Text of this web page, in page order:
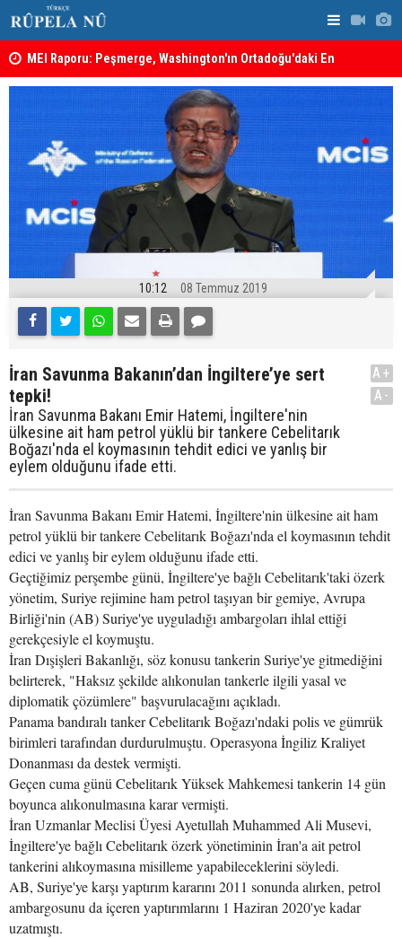
MEI Raporu: Peşmerge, Washington'ın Ortadoğu'daki En
Önemli Güvenlik Ortaklarından Biri ABD'nin
10:12 08 Temmuz 2019
İran Savunma Bakanın’dan İngiltere’ye sert
tepki!
İran Savunma Bakanı Emir Hatemi, İngiltere'nin
ülkesine ait ham petrol yüklü bir tankere Cebelitarık
Boğazı'nda el koymasının tehdit edici ve yanlış bir
eylem olduğunu ifade etti.
A+
A-
İran Savunma Bakanı Emir Hatemi, İngiltere'nin ülkesine ait ham
petrol yüklü bir tankere Cebelitarık Boğazı'nda el koymasının tehdit
edici ve yanlış bir eylem olduğunu ifade etti.
Geçtiğimiz perşembe günü, İngiltere'ye bağlı Cebelitarık'taki özerk
yönetim, Suriye rejimine ham petrol taşıyan bir gemiye, Avrupa
Birliği'nin (AB) Suriye'ye uyguladığı ambargoları ihlal ettiği
gerekçesiyle el koymuştu.
İran Dışişleri Bakanlığı, söz konusu tankerin Suriye'ye gitmediğini
belirterek, "Haksız şekilde alıkonulan tankerle ilgili yasal ve
diplomatik çözümlere" başvurulacağını açıkladı.
Panama bandıralı tanker Cebelitarık Boğazı'ndaki polis ve gümrük
birimleri tarafından durdurulmuştu. Operasyona İngiliz Kraliyet
Donanması da destek vermişti.
Geçen cuma günü Cebelitarık Yüksek Mahkemesi tankerin 14 gün
boyunca alıkonulmasına karar vermişti.
İran Uzmanlar Meclisi Üyesi Ayetullah Muhammed Ali Musevi,
İngiltere'ye bağlı Cebelitarık özerk yönetiminin İran'a ait petrol
tankerini alıkoymasına misilleme yapabileceklerini söyledi.
AB, Suriye'ye karşı yaptırım kararını 2011 sonunda alırken, petrol
ambargosunu da içeren yaptırımlarını 1 Haziran 2020'ye kadar
uzatmıştı.